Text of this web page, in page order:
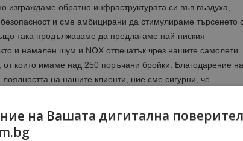
изграждаме обратно инфраструктурата си във въздуха,
и сме амбицирани да стимулираме търсенето
така продължаваме да предлагаме най-ниския
и намален шум и NOX отпечатък чрез нашите самолети
които имаме над 250 поръчани бройки. Благодарение на
на нашите клиенти, ние сме сигурни, че
Надяваме се нашите пътници да се възползват от
и с нетърпение очакваме скоро да ги посрещнем на
модерни самолети.”
на Вашата дигитална